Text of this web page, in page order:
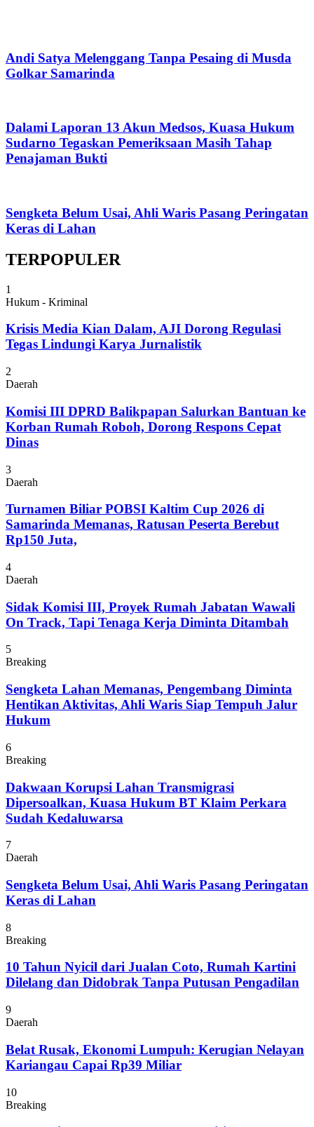
Andi Satya Melenggang Tanpa Pesaing di Musda
Golkar Samarinda
Dalami Laporan 13 Akun Medsos, Kuasa Hukum
Sudarno Tegaskan Pemeriksaan Masih Tahap
Penajaman Bukti
Sengketa Belum Usai, Ahli Waris Pasang Peringatan
Keras di Lahan
TERPOPULER
1
Hukum - Kriminal
Krisis Media Kian Dalam, AJI Dorong Regulasi
Tegas Lindungi Karya Jurnalistik
2
Daerah
Komisi III DPRD Balikpapan Salurkan Bantuan ke
Korban Rumah Roboh, Dorong Respons Cepat
Dinas
3
Daerah
Turnamen Biliar POBSI Kaltim Cup 2026 di
Samarinda Memanas, Ratusan Peserta Berebut
Rp150 Juta,
4
Daerah
Sidak Komisi III, Proyek Rumah Jabatan Wawali
On Track, Tapi Tenaga Kerja Diminta Ditambah
5
Breaking
Sengketa Lahan Memanas, Pengembang Diminta
Hentikan Aktivitas, Ahli Waris Siap Tempuh Jalur
Hukum
6
Breaking
Dakwaan Korupsi Lahan Transmigrasi
Dipersoalkan, Kuasa Hukum BT Klaim Perkara
Sudah Kedaluwarsa
7
Daerah
Sengketa Belum Usai, Ahli Waris Pasang Peringatan
Keras di Lahan
8
Breaking
10 Tahun Nyicil dari Jualan Coto, Rumah Kartini
Dilelang dan Didobrak Tanpa Putusan Pengadilan
9
Daerah
Belat Rusak, Ekonomi Lumpuh: Kerugian Nelayan
Kariangau Capai Rp39 Miliar
10
Breaking